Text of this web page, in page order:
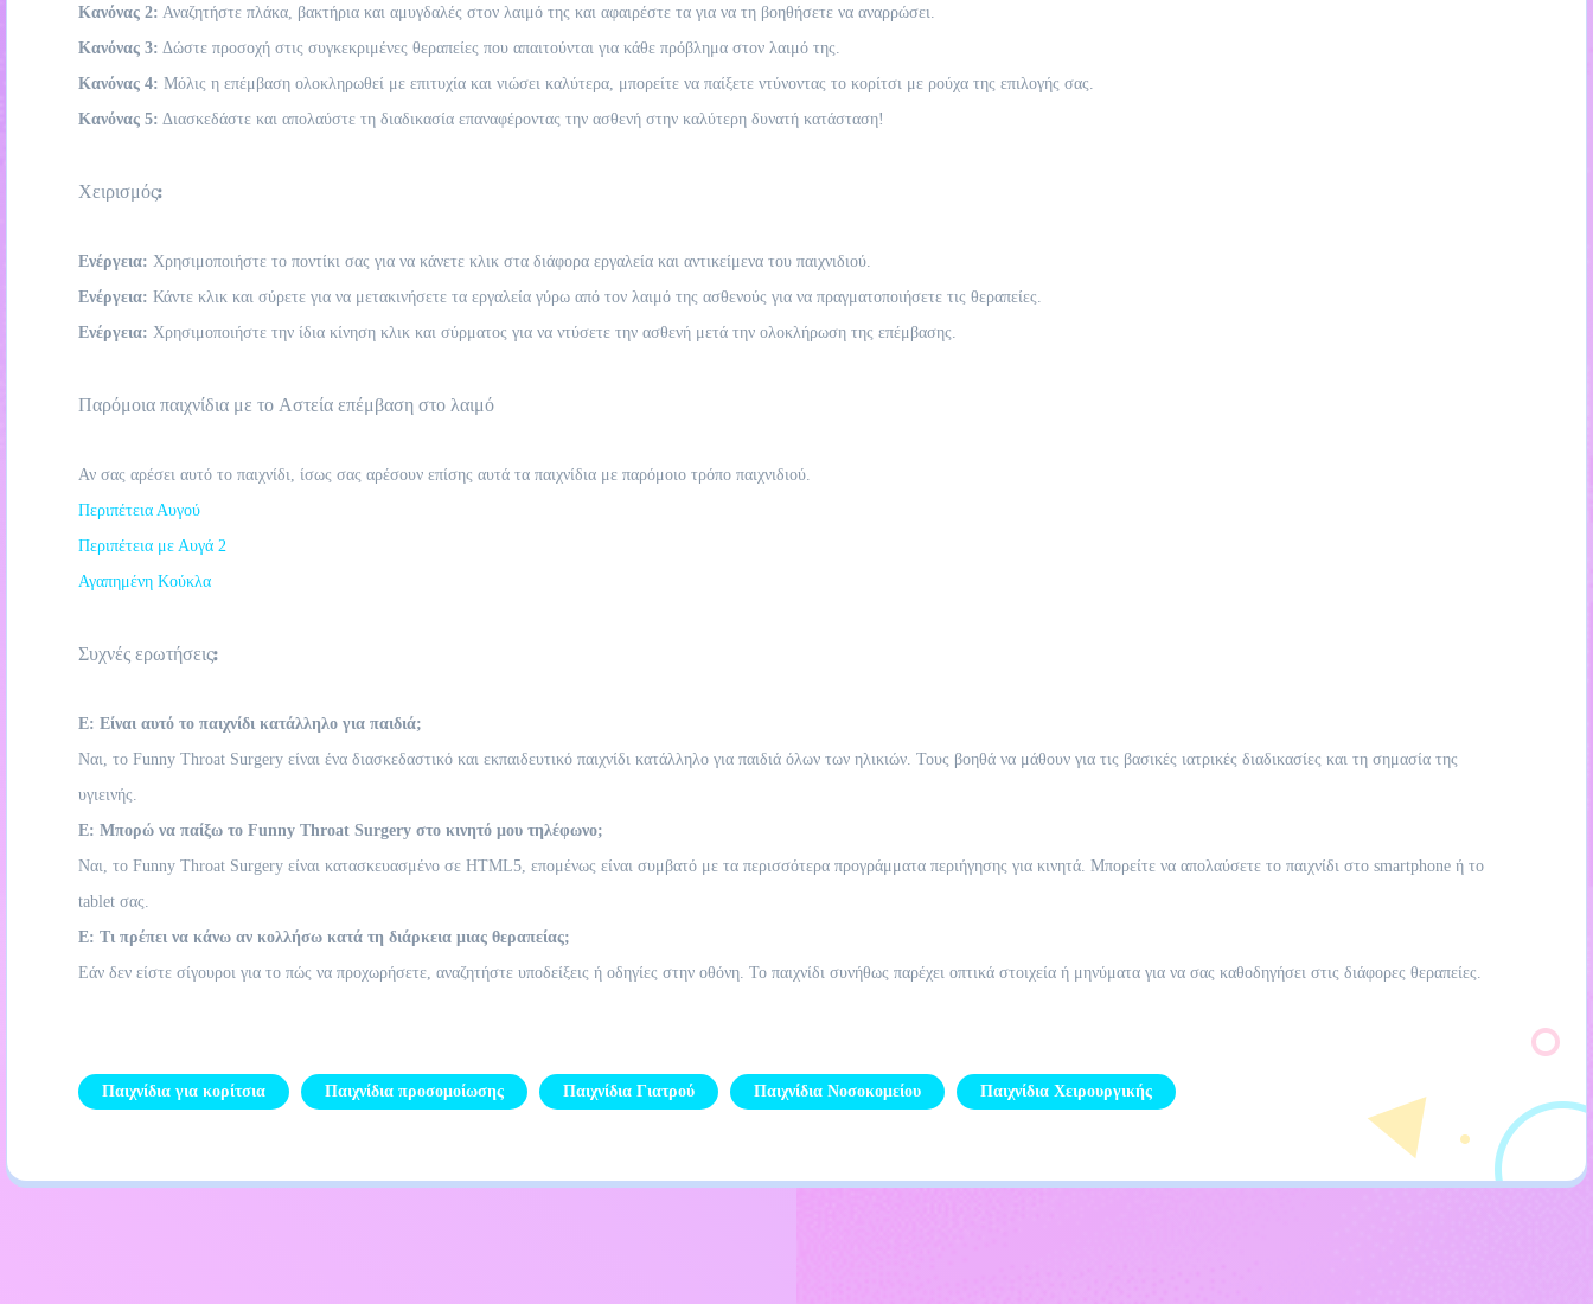
Κανόνας 2: Αναζητήστε πλάκα, βακτήρια και αμυγδαλές στον λαιμό της και αφαιρέστε τα για να τη βοηθήσετε να αναρρώσει.
Κανόνας 3: Δώστε προσοχή στις συγκεκριμένες θεραπείες που απαιτούνται για κάθε πρόβλημα στον λαιμό της.
Κανόνας 4: Μόλις η επέμβαση ολοκληρωθεί με επιτυχία και νιώσει καλύτερα, μπορείτε να παίξετε ντύνοντας το κορίτσι με ρούχα της επιλογής σας.
Κανόνας 5: Διασκεδάστε και απολαύστε τη διαδικασία επαναφέροντας την ασθενή στην καλύτερη δυνατή κατάσταση!
Χειρισμός:
Ενέργεια: Χρησιμοποιήστε το ποντίκι σας για να κάνετε κλικ στα διάφορα εργαλεία και αντικείμενα του παιχνιδιού.
Ενέργεια: Κάντε κλικ και σύρετε για να μετακινήσετε τα εργαλεία γύρω από τον λαιμό της ασθενούς για να πραγματοποιήσετε τις θεραπείες.
Ενέργεια: Χρησιμοποιήστε την ίδια κίνηση κλικ και σύρματος για να ντύσετε την ασθενή μετά την ολοκλήρωση της επέμβασης.
Παρόμοια παιχνίδια με το Αστεία επέμβαση στο λαιμό
Αν σας αρέσει αυτό το παιχνίδι, ίσως σας αρέσουν επίσης αυτά τα παιχνίδια με παρόμοιο τρόπο παιχνιδιού.
Περιπέτεια Αυγού
Περιπέτεια με Αυγά 2
Αγαπημένη Κούκλα
Συχνές ερωτήσεις:
Ε: Είναι αυτό το παιχνίδι κατάλληλο για παιδιά;
Ναι, το Funny Throat Surgery είναι ένα διασκεδαστικό και εκπαιδευτικό παιχνίδι κατάλληλο για παιδιά όλων των ηλικιών. Τους βοηθά να μάθουν για τις βασικές ιατρικές διαδικασίες και τη σημασία της
υγιεινής.
Ε: Μπορώ να παίξω το Funny Throat Surgery στο κινητό μου τηλέφωνο;
Ναι, το Funny Throat Surgery είναι κατασκευασμένο σε HTML5, επομένως είναι συμβατό με τα περισσότερα προγράμματα περιήγησης για κινητά. Μπορείτε να απολαύσετε το παιχνίδι στο smartphone ή το
tablet σας.
Ε: Τι πρέπει να κάνω αν κολλήσω κατά τη διάρκεια μιας θεραπείας;
Εάν δεν είστε σίγουροι για το πώς να προχωρήσετε, αναζητήστε υποδείξεις ή οδηγίες στην οθόνη. Το παιχνίδι συνήθως παρέχει οπτικά στοιχεία ή μηνύματα για να σας καθοδηγήσει στις διάφορες θεραπείες.
Παιχνίδια για κορίτσια Παιχνίδια προσομοίωσης Παιχνίδια Γιατρού Παιχνίδια Νοσοκομείου Παιχνίδια Χειρουργικής